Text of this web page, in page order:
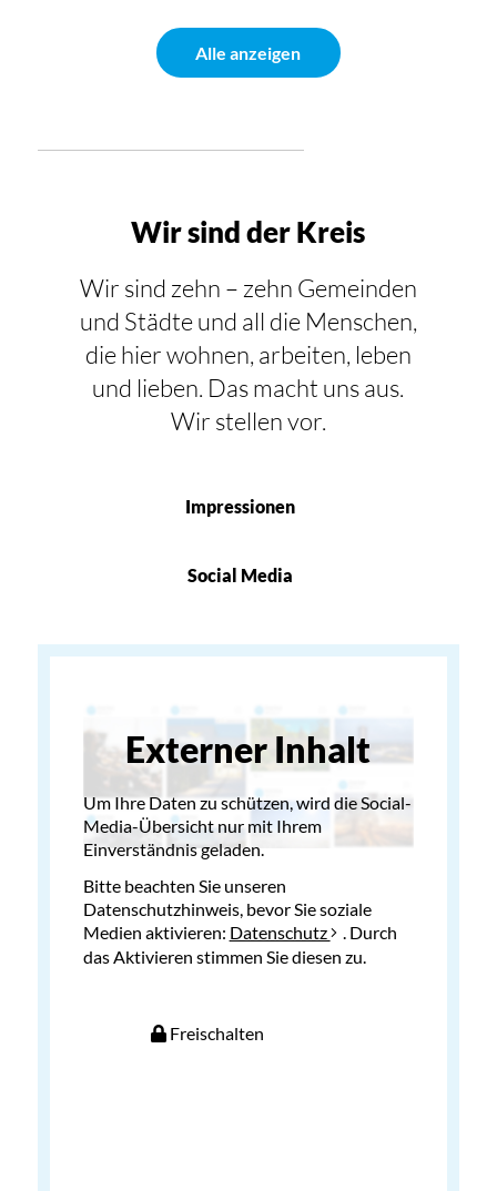
Alle anzeigen
Wir sind der Kreis
Wir sind zehn – zehn Gemeinden
und Städte und all die Menschen,
die hier wohnen, arbeiten, leben
und lieben. Das macht uns aus.
Wir stellen vor.
Impressionen
Social Media
Externer Inhalt
Um Ihre Daten zu schützen, wird die Social-
Media-Übersicht nur mit Ihrem
Einverständnis geladen.
Bitte beachten Sie unseren
Datenschutzhinweis, bevor Sie soziale
Medien aktivieren: Datenschutz
. Durch
das Aktivieren stimmen Sie diesen zu.
Freischalten